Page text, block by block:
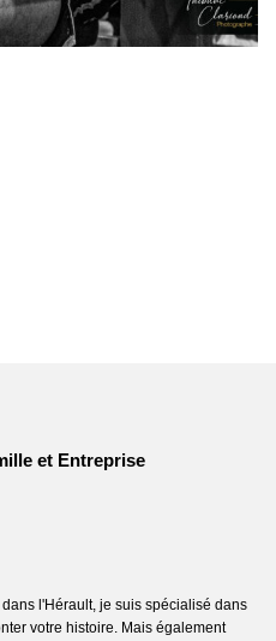
et Entreprise
l'Hérault, je suis spécialisé dans
votre histoire. Mais également